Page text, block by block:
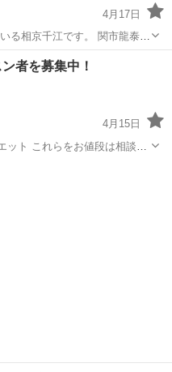
4月17日
る相京千江です。 関市龍泰寺
います。 基礎クラスのため、
ただけます。 ●場所 龍
お寺
者を募集中！
4月15日
ト これらをお値段は相談し